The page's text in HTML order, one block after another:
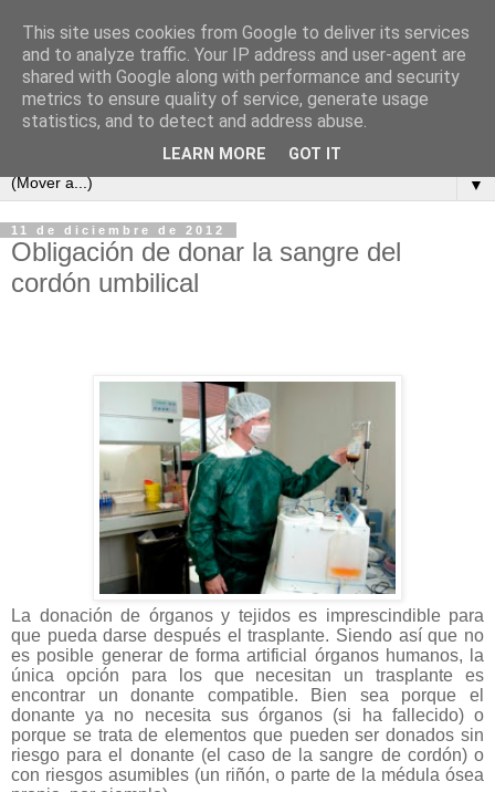
▼
11 de diciembre de 2012
Obligación de donar la sangre del
cordón umbilical
La donación de órganos y tejidos es imprescindible para
que pueda darse después el trasplante. Siendo así que no
es posible generar de forma artificial órganos humanos, la
única opción para los que necesitan un trasplante es
encontrar un donante compatible. Bien sea porque el
donante ya no necesita sus órganos (si ha fallecido) o
porque se trata de elementos que pueden ser donados sin
riesgo para el donante (el caso de la sangre de cordón) o
con riesgos asumibles (un riñón, o parte de la médula ósea
This site uses cookies from Google to deliver its services
and to analyze traffic. Your IP address and user-agent are
shared with Google along with performance and security
metrics to ensure quality of service, generate usage
statistics, and to detect and address abuse.
LEARN MORE GOT IT